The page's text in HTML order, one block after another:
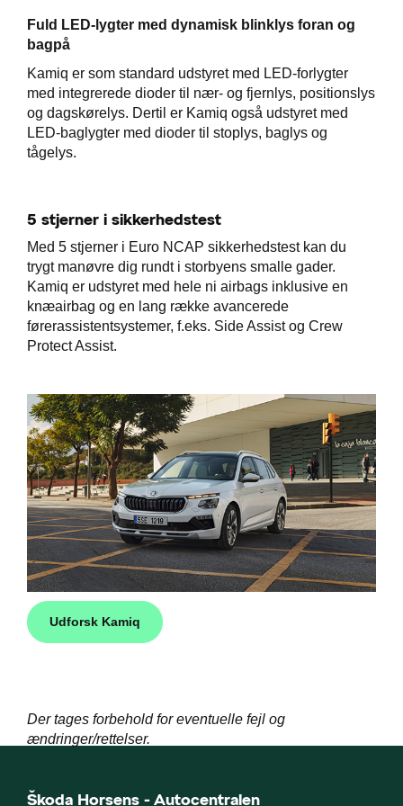
Fuld LED-lygter med dynamisk blinklys foran og
bagpå
Kamiq er som standard udstyret med LED-forlygter
med integrerede dioder til nær- og fjernlys, positionslys
og dagskørelys. Dertil er Kamiq også udstyret med
LED-baglygter med dioder til stoplys, baglys og
tågelys.
5 stjerner i sikkerhedstest
Med 5 stjerner i Euro NCAP sikkerhedstest kan du
trygt manøvre dig rundt i storbyens smalle gader.
Kamiq er udstyret med hele ni airbags inklusive en
knæairbag og en lang række avancerede
førerassistentsystemer, f.eks. Side Assist og Crew
Protect Assist.
Udforsk Kamiq
Der tages forbehold for eventuelle fejl og
ændringer/rettelser.
Škoda Horsens - Autocentralen